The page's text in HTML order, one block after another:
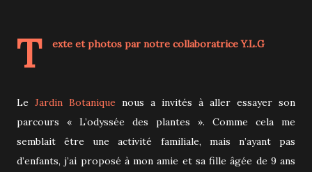
T exte et photos par notre collaboratriceY.L.G
Le Jardin Botanique nous a invités à aller essayer son
parcours « L’odyssée des plantes ». Comme cela me
semblait être une activité familiale, mais n’ayant pas
d’enfants, j’ai proposé à mon amie et sa fille âgée de 9 ans